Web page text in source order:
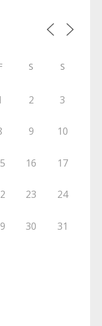
S S
2 3
9 10
16 17
23 24
30 31